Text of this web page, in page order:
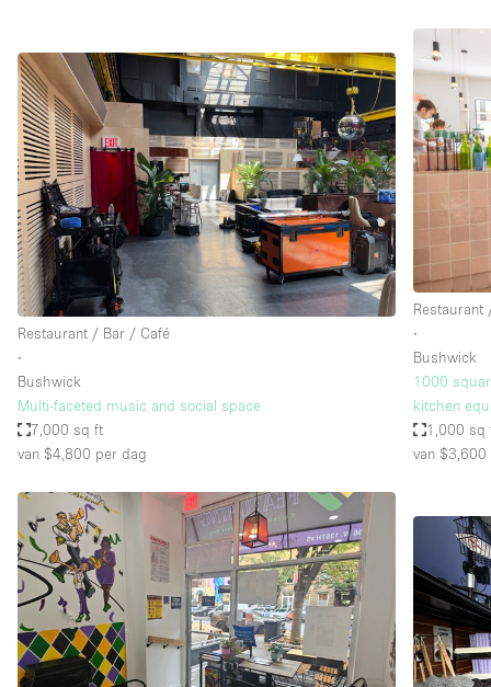
Restaurant / Bar / Café
∙
Bushwick
Multi-faceted music and social space
7,000 sq ft
van $4,800 per dag
Restaurant
∙
Bushwick
1000
kitchen
1,000 sq
van $3,600